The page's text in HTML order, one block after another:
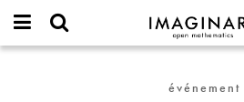
IMAGINARY
open
Français
Programmes
Projets
événement